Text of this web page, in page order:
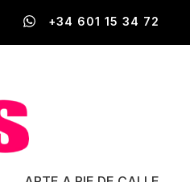
+34 601 15 34 72